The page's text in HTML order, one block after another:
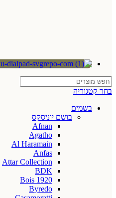
בחר קטגוריה
בשמים
בושם יוניסקס
Afnan
Agatho
Al Haramain
Anfas
Attar Collection
BDK
Bois 1920
Byredo